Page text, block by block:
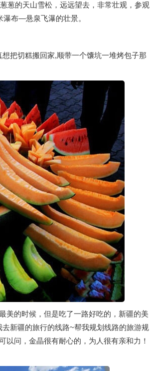
葱的天山雪松，远远望去，非常壮观，参观
布—悬泉飞瀑的壮景。
把切糕搬回家,顺带一个馕坑一堆烤包子那
美的时候，但是吃了一路好吃的，新疆的美
新疆的旅行的线路~帮我规划线路的旅游规
以问，金晶很有耐心的，为人很有亲和力！